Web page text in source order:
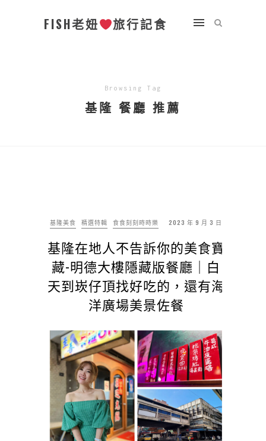
FISH老妞 旅行記食
Browsing Tag
基隆 餐廳 推薦
基隆美食 精選特輯 食食刻刻時時樂 2023 年 9 月 3 日
基隆在地人不告訴你的美食寶
藏-明德大樓隱藏版餐廳｜白
天到崁仔頂找好吃的，還有海
洋廣場美景佐餐